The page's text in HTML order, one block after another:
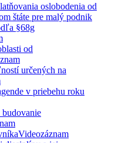
oslobodenia od
štáte pre malý podnik
§68g
od
určených na
v priebehu roku
budovanie
Videozáznam